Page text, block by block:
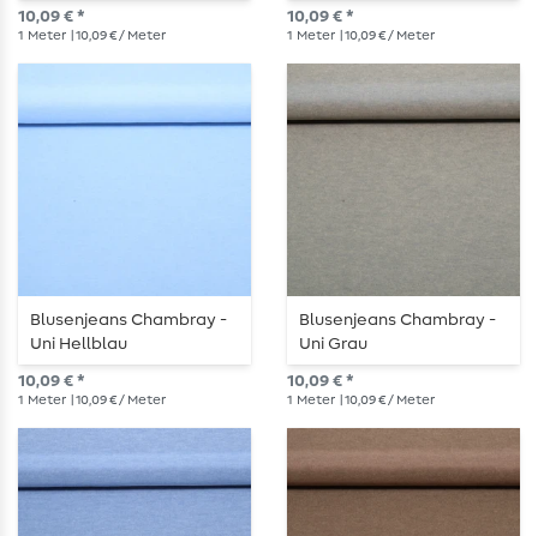
10,09 € *
1 Meter | 10,09 € / Meter
10,09 € *
1 Meter | 10,09 € / Meter
Blusenjeans Chambray -
Uni Hellblau
10,09 € *
1 Meter | 10,09 € / Meter
Blusenjeans Chambray -
Uni Grau
10,09 € *
1 Meter | 10,09 € / Meter